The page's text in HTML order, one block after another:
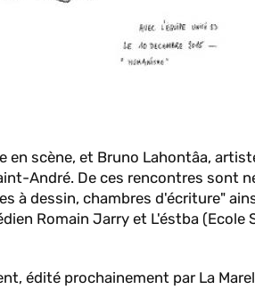
scène, et Bruno Lahontâa,
André. De ces rencontres sont
à dessin, chambres d'écriture"
Romain Jarry et L'éstba (Ecole
édité prochainement par La